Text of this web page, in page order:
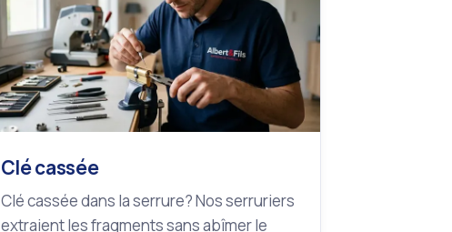
Clé cassée
Clé cassée dans la serrure? Nos serruriers
extraient les fragments sans abîmer le